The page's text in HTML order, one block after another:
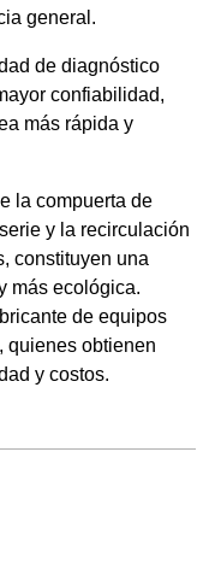
general.
de diagnóstico
confiabilidad,
más rápida y
la compuerta de
y la recirculación
constituyen una
más ecológica.
de equipos
quienes obtienen
y costos.